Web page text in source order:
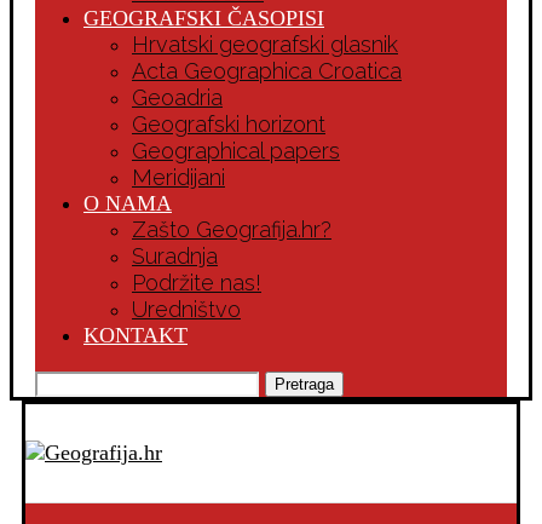
GEOGRAFSKI ČASOPISI
Hrvatski geografski glasnik
Acta Geographica Croatica
Geoadria
Geografski horizont
Geographical papers
Meridijani
O NAMA
Zašto Geografija.hr?
Suradnja
Podržite nas!
Uredništvo
KONTAKT
Pretraga